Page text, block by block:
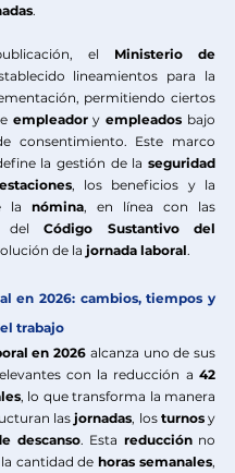
.
el Ministerio de
lineamientos para la
permitiendo ciertos
empleador y empleados bajo
consentimiento. Este marco
la gestión de la seguridad
, los beneficios y la
la nómina, en línea con las
del Código Sustantivo del
de la jornada laboral.
en 2026: cambios, tiempos y
trabajo
en 2026 alcanza uno de sus
con la reducción a 42
, lo que transforma la manera
las jornadas, los turnos y
descanso. Esta reducción no
cantidad de horas semanales,